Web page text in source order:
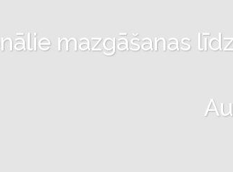
mazgāšanas